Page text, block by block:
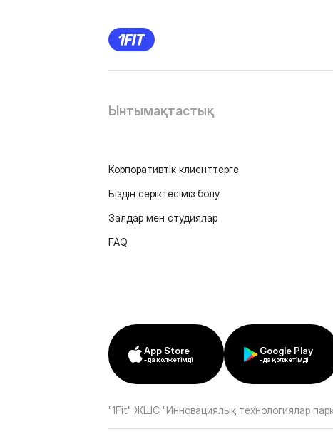
Ынтымақтастық
Корпоративтік клиенттерге
Біздің серіктесіміз болу
Залдар мен студиялар
FAQ
App Store
-да қолжетімді
Google Play
-да қолжетімді
"1Fit" ЖШС "Инновациялық технологиялар